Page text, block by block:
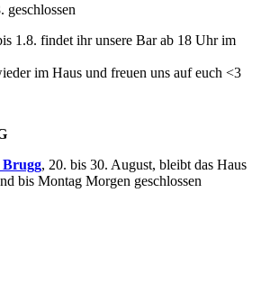
geschlossen
1.8. findet ihr unsere Bar ab 18 Uhr im
im Haus und freuen uns auf euch <3
Brugg, 20. bis 30. August, bleibt das Haus
bis Montag Morgen geschlossen